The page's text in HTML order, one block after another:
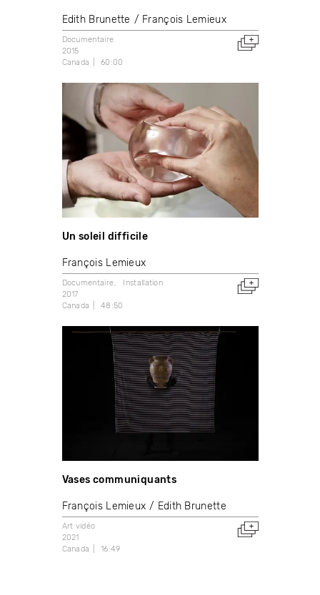
Edith Brunette François Lemieux
Documentaire
2015
Canada
60:00
Un soleil difficile
François Lemieux
Documentaire
Installation
2017
Canada
48:50
Vases communiquants
François Lemieux Edith Brunette
Art vidéo
2021
Canada
16:49